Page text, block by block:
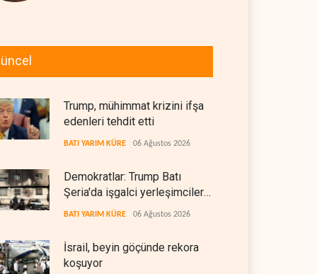
Trump, mühimmat krizini ifşa
edenleri tehdit etti
BATI YARIM KÜRE 06 Ağustos 2026
Demokratlar: Trump Batı
Şeria'da işgalci yerleşimcilere
cezasızlık sağladı
BATI YARIM KÜRE 06 Ağustos 2026
İsrail, beyin göçünde rekora
koşuyor